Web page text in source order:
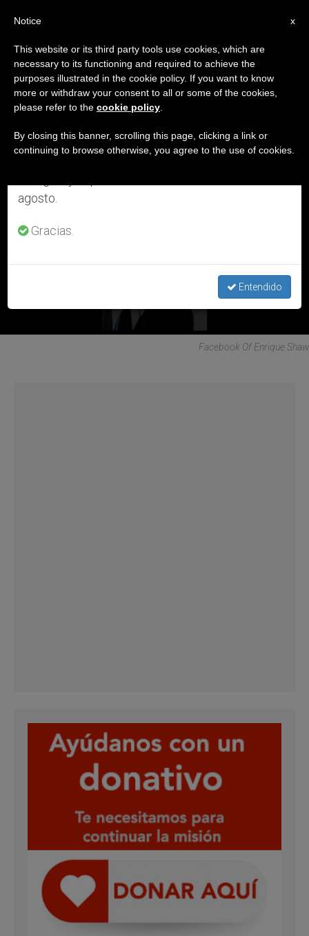
ETIQUETA
Posts Tagged ‘Enrique
Shaw’
ÚLTIMAS NOTICIAS
España: UNIAPAC presentará iniciativas empresariales de
Facebook Of Enrique Shaw
×
Aviso importante
Del 27 de julio al 7 de agosto haremos la pausa
anual, aprovechando que en el periodo de verano
se generan menos informaciones y también el
agosto.
Gracias.
Entendido
x
Notice
This website or its third party tools use cookies, which are
necessary to its functioning and required to achieve the
purposes illustrated in the cookie policy. If you want to know
more or withdraw your consent to all or some of the cookies,
please refer to the cookie policy
By closing this banner, scrolling this page, clicking a link or
continuing to browse otherwise, you agree to the use of cookies.